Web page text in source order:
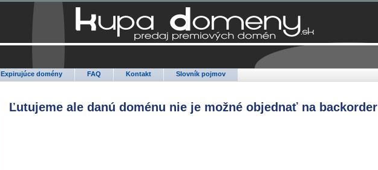
Expirujúce domény FAQ Kontakt Slovník pojmov
Ľutujeme ale danú doménu nie je možné objednať na backorder